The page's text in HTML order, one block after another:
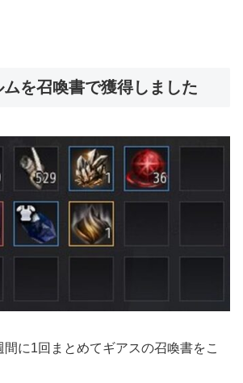
を召喚書で獲得しました
に1回まとめてギアスの召喚書をこ